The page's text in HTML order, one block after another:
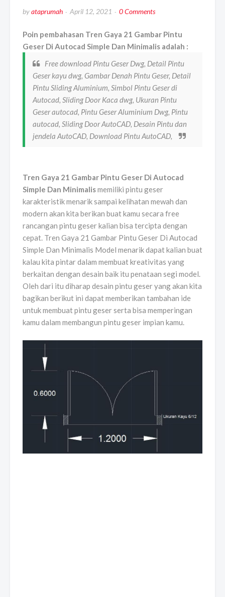
byataprumah April 12, 2021 0 Comments
Poin pembahasan Tren Gaya 21 Gambar Pintu
Geser Di Autocad Simple Dan Minimalis adalah :
Free download Pintu Geser Dwg, Detail Pintu
Geser kayu dwg, Gambar Denah Pintu Geser, Detail
Pintu Sliding Aluminium, Simbol Pintu Geser di
Autocad, Sliding Door Kaca dwg, Ukuran Pintu
Geser autocad, Pintu Geser Aluminium Dwg, Pintu
autocad, Sliding Door AutoCAD, Desain Pintu dan
jendela AutoCAD, Download Pintu AutoCAD,
Tren Gaya 21 Gambar Pintu Geser Di Autocad
Simple Dan Minimalismemiliki pintu geser
karakteristik menarik sampai kelihatan mewah dan
modern akan kita berikan buat kamu secara free
rancangan pintu geser kalian bisa tercipta dengan
cepat. Tren Gaya 21 Gambar Pintu Geser Di Autocad
Simple Dan Minimalis Model menarik dapat kalian buat
kalau kita pintar dalam membuat kreativitas yang
berkaitan dengan desain baik itu penataan segi model.
Oleh dari itu diharap desain pintu geser yang akan kita
bagikan berikut ini dapat memberikan tambahan ide
untuk membuat pintu geser serta bisa memperingan
kamu dalam membangun pintu geser impian kamu.